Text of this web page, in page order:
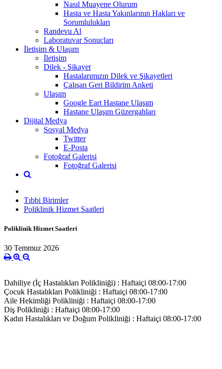
Nasıl Muayene Olurum
Hasta ve Hasta Yakınlarının Hakları ve
Sorumlulukları
Randevu Al
Laboratuvar Sonuçları
İletişim & Ulaşım
İletişim
Dilek - Şikayet
Hastalarımızın Dilek ve Şikayetleri
Çalışan Geri Bildirim Anketi
Ulaşım
Google Eart Hastane Ulaşım
Hastane Ulaşım Güzergahları
Dijital Medya
Sosyal Medya
Twitter
E-Posta
Fotoğraf Galerisi
Fotoğraf Galerisi
Tıbbi Birimler
Poliklinik Hizmet Saatleri
Poliklinik Hizmet Saatleri
30 Temmuz 2026
Dahiliye (İç Hastalıkları Polikliniği) : Haftaiçi 08:00-17:00
Çocuk Hastalıkları Polikliniği : Haftaiçi 08:00-17:00
Aile Hekimliği Polikliniği : Haftaiçi 08:00-17:00
Diş Polikliniği : Haftaiçi 08:00-17:00
Kadın Hastalıkları ve Doğum Polikliniği : Haftaiçi 08:00-17:00